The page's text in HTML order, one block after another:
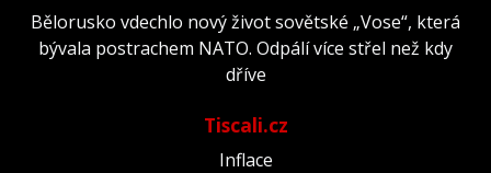
Bělorusko vdechlo nový život sovětské „Vose“, která
bývala postrachem NATO. Odpálí více střel než kdy
dříve
Tiscali.cz
Inflace